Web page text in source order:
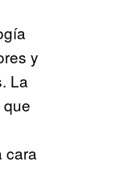
y
La
cara